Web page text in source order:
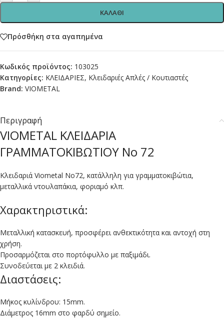
ΚΑΛΑΘΙ
Πρόσθήκη στα αγαπημένα
Κωδικός προϊόντος: 103025
Κατηγορίες: ΚΛΕΙΔΑΡΙΕΣ, Κλειδαριές Απλές / Κουτιαστές
Brand: VIOMETAL
Περιγραφή
VIOMETAL ΚΛΕΙΔΑΡΙΑ
ΓΡΑΜΜΑΤΟΚΙΒΩΤΙΟΥ No 72
Κλειδαριά Viometal No72, κατάλληλη για γραμματοκιβώτια,
μεταλλικά ντουλαπάκια, φοριαμό κλπ.
Χαρακτηριστικά:
Μεταλλική κατασκευή, προσφέρει ανθεκτικότητα και αντοχή στη
χρήση.
Προσαρμόζεται στο πορτόφυλλο με παξιμάδι.
Συνοδεύεται με 2 κλειδιά.
Διαστάσεις:
Μήκος κυλίνδρου: 15mm.
Διάμετρος 16mm στο φαρδύ σημείο.